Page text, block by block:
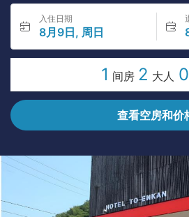
入住日期
8月9日, 周日
1 间房 2 大人 0
查看空房和价